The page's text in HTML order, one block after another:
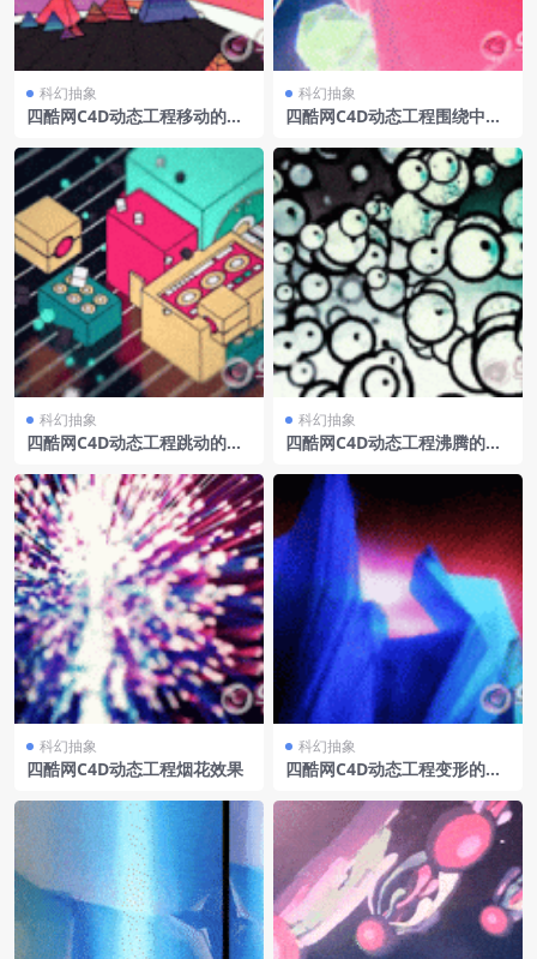
科幻抽象
四酷网C4D动态工程移动的三
科幻抽象
四酷网C4D动态工程围绕中心
科幻抽象
四酷网C4D动态工程跳动的七
科幻抽象
四酷网C4D动态工程沸腾的气
科幻抽象
四酷网C4D动态工程烟花效果
科幻抽象
四酷网C4D动态工程变形的抽